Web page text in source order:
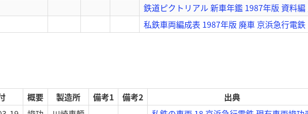
鉄道ピクトリアル 新車年鑑 1987年版 資料
私鉄車両編成表 1987年版 廃車 京浜急行電鉄
概要 製造所 備考1 備考2
出典